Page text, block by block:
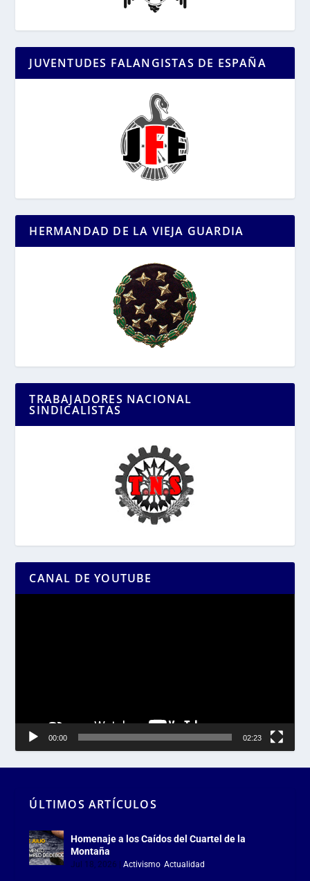
JUVENTUDES FALANGISTAS DE ESPAÑA
HERMANDAD DE LA VIEJA GUARDIA
TRABAJADORES NACIONAL
SINDICALISTAS
CANAL DE YOUTUBE
00:00 02:23
ÚLTIMOS ARTÍCULOS
Homenaje a los Caídos del Cuartel de la
Montaña
Jul 18, 2026 |Activismo,Actualidad